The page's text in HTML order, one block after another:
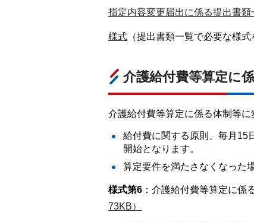
指定内容変更届出に係る提出書類
様式 （提出書類一覧で必要な様
介護給付費等算定に
介護給付費等算定に係る体制等に
給付費に関する原則、毎月15
開始となります。
算定要件を満たさなくなった
様式第6 ：介護給付費等算定に係
73KB）